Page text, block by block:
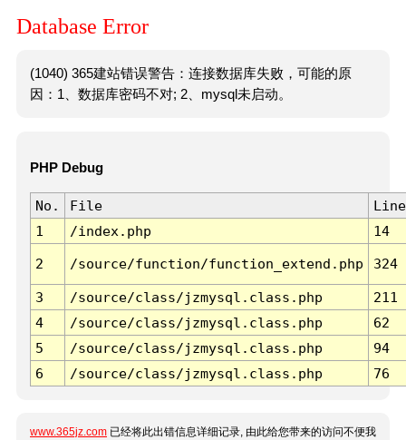
Database Error
(1040) 365建站错误警告：连接数据库失败，可能的原
因：1、数据库密码不对; 2、mysql未启动。
PHP Debug
No. File
Line
1
/index.php 14
2 /source/function/function_extend.php 324
3 /source/class/jzmysql.class.php
211
4
/source/class/jzmysql.class.php
62
5
/source/class/jzmysql.class.php
94
6
/source/class/jzmysql.class.php 76
www.365jz.com 已经将此出错信息详细记录, 由此给您带来的访问不便我